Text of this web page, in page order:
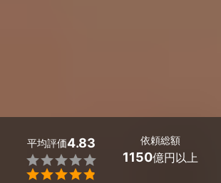
平均評価4.83


依頼総額
1150億円以上